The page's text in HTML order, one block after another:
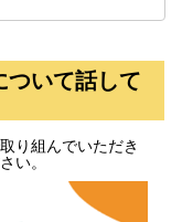
ついて話して
り組んでいただき
い。